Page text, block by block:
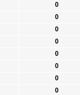
0
0
0
0
0
0
0
0